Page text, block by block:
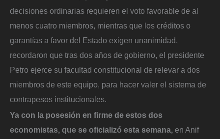
decisiones ordinarias requieren el voto favorable de al
menos cuatro miembros, mientras que los créditos o
garantías a favor del Estado exigen unanimidad,
recordaron que tras dos años de gobierno, el presidente
Petro ejerce su facultad constitucional de relevar a dos
miembros de este equipo, para hacer valer el sistema de
contrapesos institucionales.
Ya con la posesión en firme de estos dos
economistas, que se oficializó esta semana, en Anif